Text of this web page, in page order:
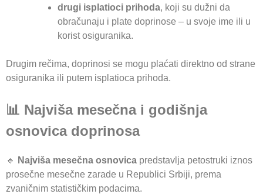
drugi isplatioci prihoda, koji su dužni da
obračunaju i plate doprinose – u svoje ime ili u
korist osiguranika.
Drugim rečima, doprinosi se mogu plaćati direktno od strane
osiguranika ili putem isplatioca prihoda.
📊 Najviša mesečna i godišnja
osnovica doprinosa
🔹 Najviša mesečna osnovica predstavlja petostruki iznos
prosečne mesečne zarade u Republici Srbiji, prema
zvaničnim statističkim podacima.